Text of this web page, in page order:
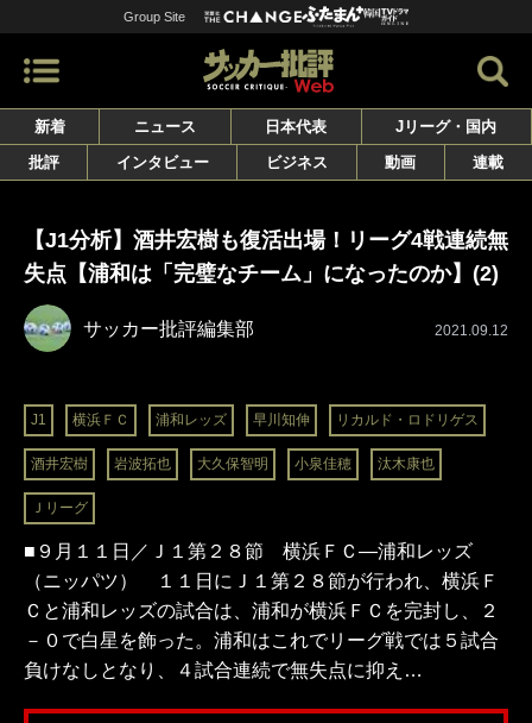
Group Site
新着 ニュース 日本代表
Jリーグ・国内
批評
インタビュー ビジネス 動画 連載
【J1分析】酒井宏樹も復活出場！リーグ4戦連続無
失点【浦和は「完璧なチーム」になったのか】(2)
サッカー批評編集部 2021.09.12
J1 横浜ＦＣ 浦和レッズ 早川知伸 リカルド・ロドリゲス
酒井宏樹 岩波拓也 大久保智明 小泉佳穂 汰木康也
Ｊリーグ
■９月１１日／Ｊ１第２８節 横浜ＦＣ―浦和レッズ
（ニッパツ） １１日にＪ１第２８節が行われ、横浜Ｆ
Ｃと浦和レッズの試合は、浦和が横浜ＦＣを完封し、２
－０で白星を飾った。浦和はこれでリーグ戦では５試合
負けなしとなり、４試合連続で無失点に抑え…